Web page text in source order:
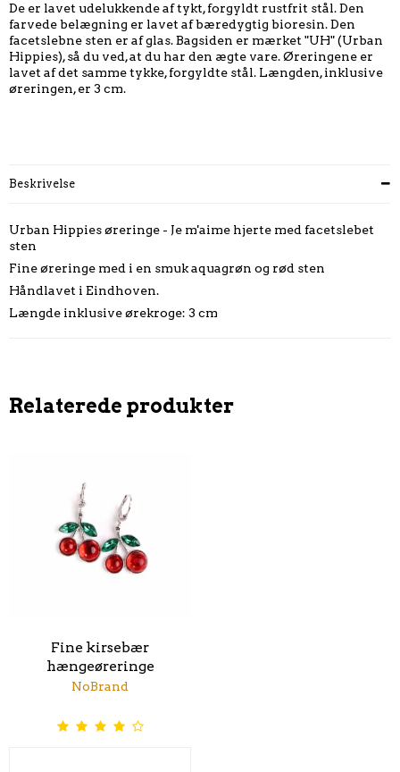
De er lavet udelukkende af tykt, forgyldt rustfrit stål. Den
farvede belægning er lavet af bæredygtig bioresin. Den
facetslebne sten er af glas. Bagsiden er mærket "UH" (Urban
Hippies), så du ved, at du har den ægte vare. Øreringene er
lavet af det samme tykke, forgyldte stål. Længden, inklusive
øreringen, er 3 cm.
Beskrivelse
Urban Hippies øreringe - Je m'aime hjerte med facetslebet
sten
Fine øreringe med i en smuk aquagrøn og rød sten
Håndlavet i Eindhoven.
Længde inklusive ørekroge: 3 cm
Relaterede produkter
Fine kirsebær
hængeøreringe
NoBrand